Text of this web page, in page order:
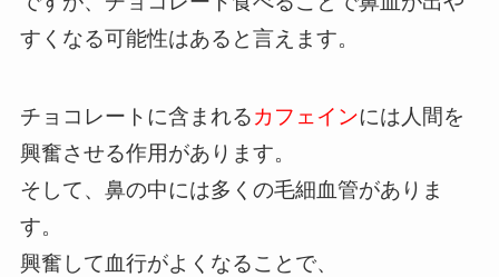
すくなる可能性はあると言えます。
チョコレートに含まれるカフェインには人間を
興奮させる作用があります。
そして、鼻の中には多くの毛細血管がありま
す。
興奮して血行がよくなることで、